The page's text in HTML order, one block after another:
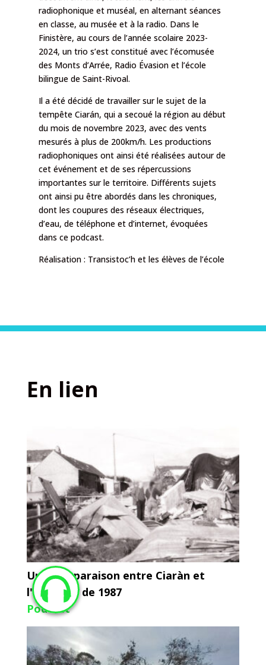
radiophonique et muséal, en alternant séances
en classe, au musée et à la radio. Dans le
Finistère, au cours de l’année scolaire 2023-
2024, un trio s’est constitué avec l’écomusée
des Monts d’Arrée, Radio Évasion et l’école
bilingue de Saint-Rivoal.
Il a été décidé de travailler sur le sujet de la
tempête Ciarán, qui a secoué la région au début
du mois de novembre 2023, avec des vents
mesurés à plus de 200km/h. Les productions
radiophoniques ont ainsi été réalisées autour de
cet événement et de ses répercussions
importantes sur le territoire. Différents sujets
ont ainsi pu être abordés dans les chroniques,
dont les coupures des réseaux électriques,
d’eau, de téléphone et d’internet, évoquées
dans ce podcast.
Réalisation : Transistoc’het les élèves de l’école
En lien
Une comparaison entre Ciaràn et
l'Ouragan de 1987
Podcast